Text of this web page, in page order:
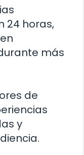
24 horas,
más
de
y